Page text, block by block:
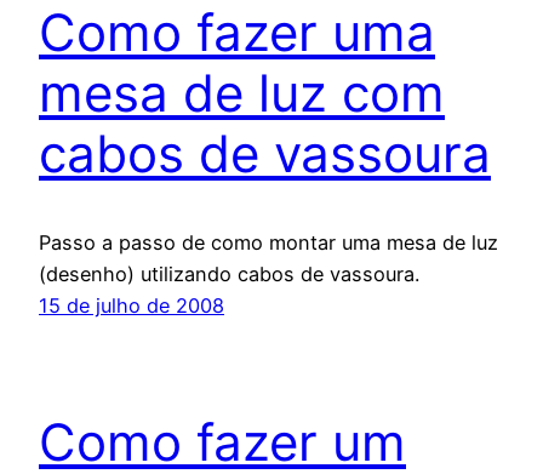
Como fazer uma
mesa de luz com
cabos de vassoura
Passo a passo de como montar uma mesa de luz
(desenho) utilizando cabos de vassoura.
15 de julho de 2008
Como fazer um